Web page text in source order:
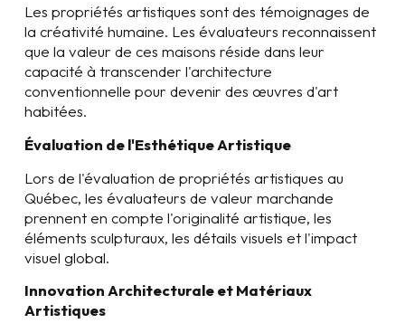
Les propriétés artistiques sont des témoignages de
la créativité humaine. Les évaluateurs reconnaissent
que la valeur de ces maisons réside dans leur
capacité à transcender l'architecture
conventionnelle pour devenir des œuvres d'art
habitées.
Évaluation de l'Esthétique Artistique
Lors de l'évaluation de propriétés artistiques au
Québec, les évaluateurs de valeur marchande
prennent en compte l'originalité artistique, les
éléments sculpturaux, les détails visuels et l'impact
visuel global.
Innovation Architecturale et Matériaux
Artistiques